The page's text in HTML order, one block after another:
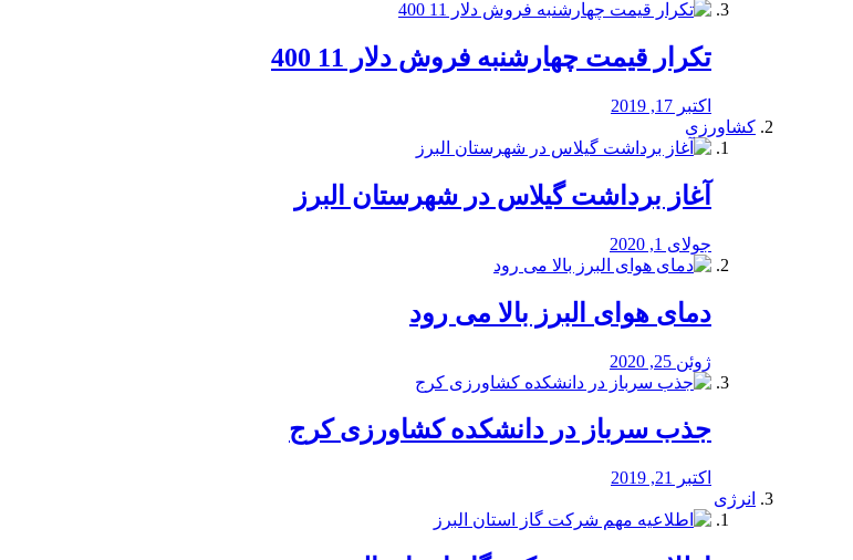
تکرار قیمت چهارشنبه فروش دلار 11 400
اکتبر 17, 2019
کشاورزی
آغاز برداشت گیلاس در شهرستان البرز
جولای 1, 2020
دمای هوای البرز بالا می رود
ژوئن 25, 2020
جذب سرباز در دانشکده کشاورزی کرج
اکتبر 21, 2019
انرژی